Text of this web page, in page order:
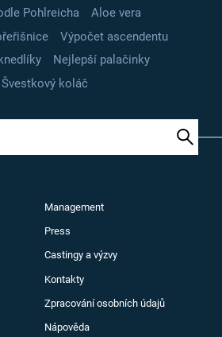
Pohlreicha
Aloe vera
Výpočet ascendentu
Nejlepší palačinky
Švestkový koláč
Management
Press
Castingy a výzvy
Kontakty
Zpracování osobních údajů
Nápověda